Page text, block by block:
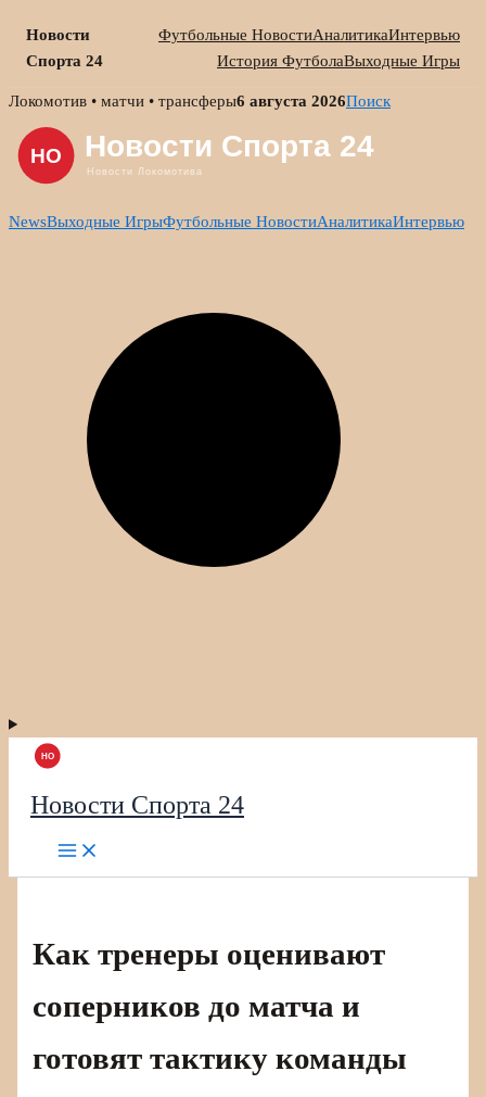
Новости
Спорта 24
Футбольные НовостиАналитикаИнтервью
История ФутболаВыходные Игры
Skip
content
Локомотив • матчи • трансферы6 августа 2026Поиск
NewsВыходные ИгрыФутбольные НовостиАналитикаИнтервью
Новости Спорта 24
Как тренеры оценивают
соперников до матча и
готовят тактику команды